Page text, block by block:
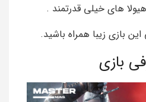
های خیلی قدرتمند .
این بازی زیبا همراه باشید.
بازی